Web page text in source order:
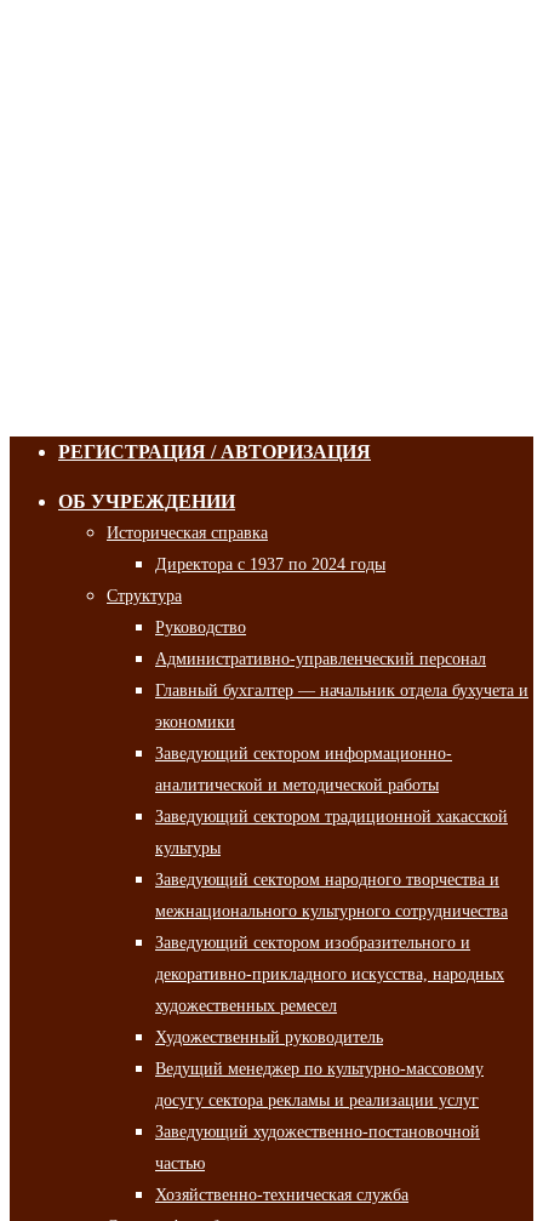
РЕГИСТРАЦИЯ / АВТОРИЗАЦИЯ
ОБ УЧРЕЖДЕНИИ
Историческая справка
Директора с 1937 по 2024 годы
Структура
Руководство
Административно-управленческий персонал
Главный бухгалтер — начальник отдела бухучета и
экономики
Заведующий сектором информационно-
аналитической и методической работы
Заведующий сектором традиционной хакасской
культуры
Заведующий сектором народного творчества и
межнационального культурного сотрудничества
Заведующий сектором изобразительного и
декоративно-прикладного искусства, народных
художественных ремесел
Художественный руководитель
Ведущий менеджер по культурно-массовому
досугу сектора рекламы и реализации услуг
Заведующий художественно-постановочной
частью
Хозяйственно-техническая служба